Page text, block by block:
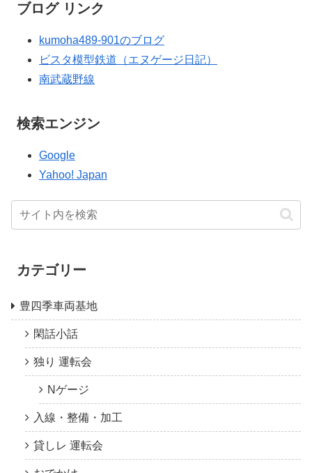
ブログ リンク
kumoha489-901のブログ
ビスタ模型鉄道（エヌゲージ日記）
南武蔵野線
検索エンジン
Google
Yahoo! Japan
カテゴリー
豊四季車両基地
閑話小話
独り 運転会
Nゲージ
入線・整備・加工
貸しレ 運転会